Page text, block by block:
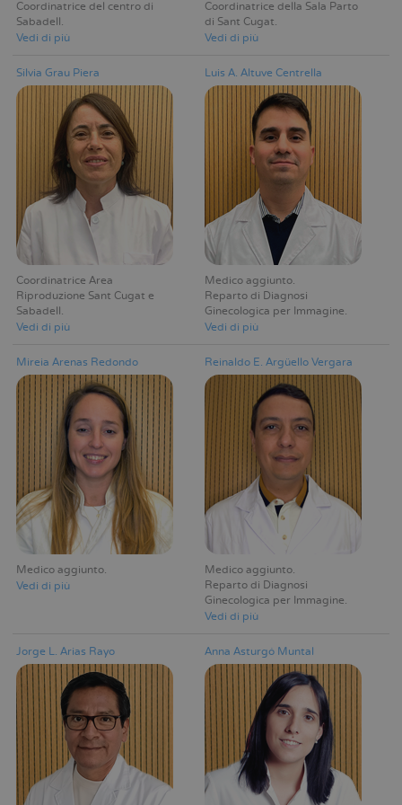
Coordinatrice del centro di
Sabadell
Vedi di più
Coordinatrice della Sala Parto
di Sant Cugat
Vedi di più
Silvia Grau Piera
Coordinatrice Area
Riproduzione Sant Cugat e
Sabadell
Vedi di più
Luis A. Altuve Centrella
Medico aggiunto
Reparto di Diagnosi
Ginecologica per Immagine
Vedi di più
Mireia Arenas Redondo
Medico aggiunto
Vedi di più
Reinaldo E. Argüello Vergara
Medico aggiunto
Reparto di Diagnosi
Ginecologica per Immagine
Vedi di più
Jorge L. Arias Rayo Anna Asturgó Muntal